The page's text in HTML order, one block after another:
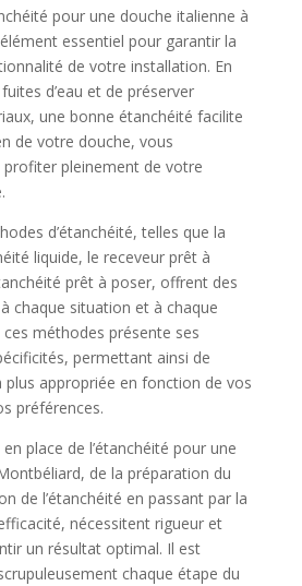
pour une douche italienne à
essentiel pour garantir la
de votre installation. En
d’eau et de préserver
une bonne étanchéité facilite
de votre douche, vous
pleinement de votre
d’étanchéité, telles que la
liquide, le receveur prêt à
prêt à poser, offrent des
chaque situation et à chaque
méthodes présente ses
permettant ainsi de
plus appropriée en fonction de vos
préférences.
place de l’étanchéité pour une
de la préparation du
de l’étanchéité en passant par la
nécessitent rigueur et
un résultat optimal. Il est
chaque étape du